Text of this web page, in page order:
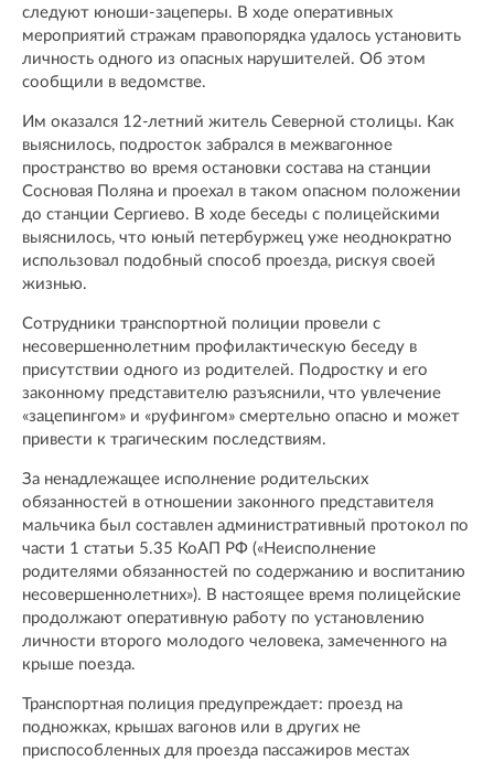
следуют юноши-зацеперы. В ходе оперативных
мероприятий стражам правопорядка удалось установить
личность одного из опасных нарушителей. Об этом
сообщили в ведомстве.
Им оказался 12-летний житель Северной столицы. Как
выяснилось, подросток забрался в межвагонное
пространство во время остановки состава на станции
Сосновая Поляна и проехал в таком опасном положении
до станции Сергиево. В ходе беседы с полицейскими
выяснилось, что юный петербуржец уже неоднократно
использовал подобный способ проезда, рискуя своей
жизнью.
Сотрудники транспортной полиции провели с
несовершеннолетним профилактическую беседу в
присутствии одного из родителей. Подростку и его
законному представителю разъяснили, что увлечение
«зацепингом» и «руфингом» смертельно опасно и может
привести к трагическим последствиям.
За ненадлежащее исполнение родительских
обязанностей в отношении законного представителя
мальчика был составлен административный протокол по
части 1 статьи 5.35 КоАП РФ («Неисполнение
родителями обязанностей по содержанию и воспитанию
несовершеннолетних»). В настоящее время полицейские
продолжают оперативную работу по установлению
личности второго молодого человека, замеченного на
крыше поезда.
Транспортная полиция предупреждает: проезд на
подножках, крышах вагонов или в других не
приспособленных для проезда пассажиров местах